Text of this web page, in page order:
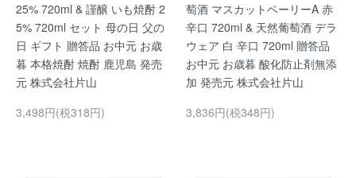
25% 720ml & 謹醸 いも焼酎 2
5% 720ml セット 母の日 父の
日 ギフト 贈答品 お中元 お歳
暮 本格焼酎 焼酎 鹿児島 発売
元 株式会社片山
3,498円(税318円)
萄酒 マスカットベーリーA 赤
辛口 720ml & 天然葡萄酒 デラ
ウェア 白 辛口 720ml 贈答品
お中元 お歳暮 酸化防止剤無添
加 発売元 株式会社片山
3,836円(税348円)